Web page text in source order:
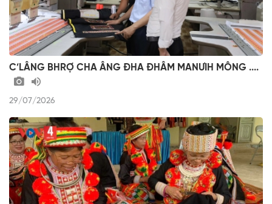
C’LÂNG BHRỢ CHA ÂNG ĐHA ĐHÂM MANƯIH MÔNG ....
29/07/2026